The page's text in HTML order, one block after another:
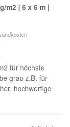
m2 | 6 x 6 m |
für höchste
grau z.B. für
hochwertige